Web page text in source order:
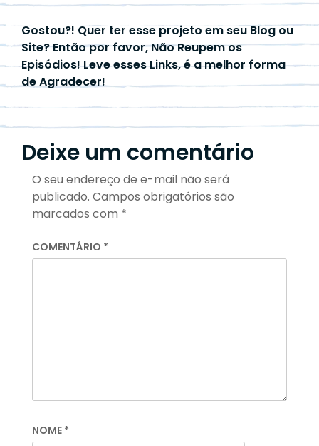
Gostou?! Quer ter esse projeto em seu Blog ou
Site? Então por favor, Não Reupem os
Episódios! Leve esses Links, é a melhor forma
de Agradecer!
Deixe um comentário
O seu endereço de e-mail não será
publicado. Campos obrigatórios são
marcados com *
COMENTÁRIO *
NOME *